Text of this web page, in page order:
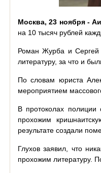
Москва, 23 ноября -
на 10 тысяч рублей
Роман Журба и Сергей
литературу, за что и
По словам юриста
мероприятием
В протоколах
прохожим
результате создали
Глухов заявил, что
прохожим литературу.